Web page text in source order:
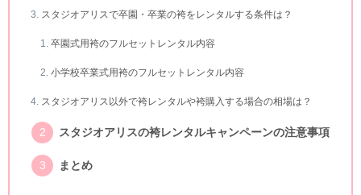
スタジオアリスで卒園・卒業の袴をレンタルする条件は？
卒園式用袴のフルセットレンタル内容
小学校卒業式用袴のフルセットレンタル内容
スタジオアリス以外で袴レンタルや袴購入する場合の相場は？
スタジオアリスの袴レンタルキャンペーンの注意事項
まとめ